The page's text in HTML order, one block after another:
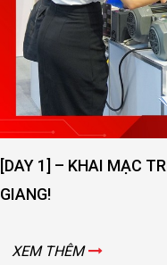
[DAY 1] – KHAI MẠC
GIANG!
XEM THÊM